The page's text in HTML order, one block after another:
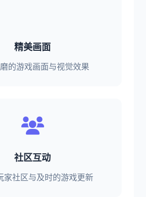
精美画面
的游戏画面与视觉效果
社区互动
家社区与及时的游戏更新